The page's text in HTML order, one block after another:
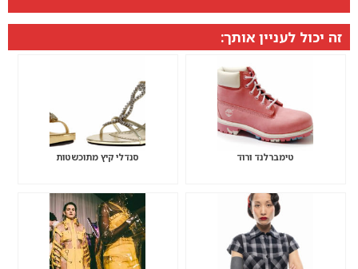
זה יכול לעניין אותך:
טימברלנד ורוד סנדלי קיץ מתוכשטות